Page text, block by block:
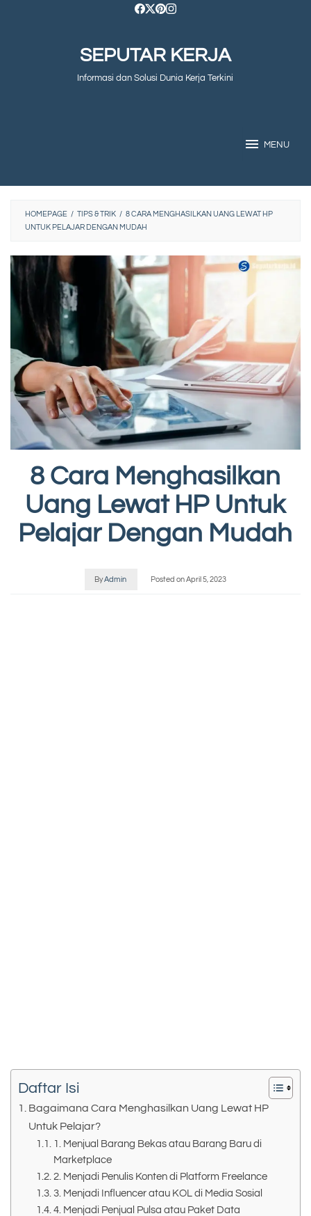
SEPUTAR KERJA
Informasi dan Solusi Dunia Kerja Terkini
MENU
HOMEPAGE / TIPS & TRIK / 8 CARA MENGHASILKAN UANG LEWAT HP
UNTUK PELAJAR DENGAN MUDAH
8 Cara Menghasilkan
Uang Lewat HP Untuk
Pelajar Dengan Mudah
ByAdmin Posted onApril 5, 2023
Daftar Isi
Bagaimana Cara Menghasilkan Uang Lewat HP
Untuk Pelajar?
1. Menjual Barang Bekas atau Barang Baru di
Marketplace
2. Menjadi Penulis Konten di Platform Freelance
3. Menjadi Influencer atau KOL di Media Sosial
4. Menjadi Penjual Pulsa atau Paket Data